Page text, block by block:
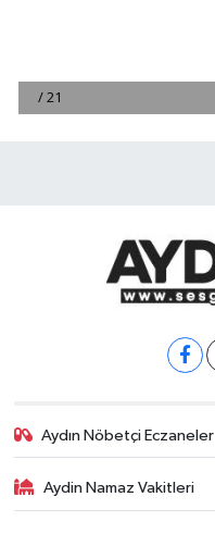
Aydın Nöbetçi Eczaneler
Aydin Namaz Vakitleri